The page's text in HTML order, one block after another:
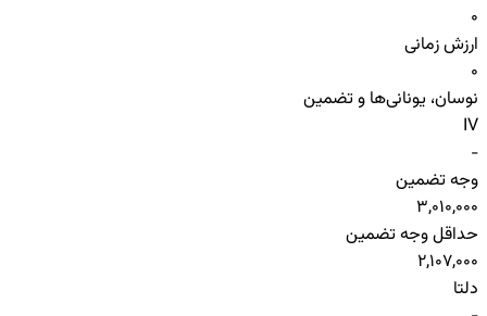
0
ارزش زمانی
0
نوسان، یونانی‌ها و تضمین
IV
-
وجه تضمین
3,010,000
حداقل وجه تضمین
2,107,000
دلتا